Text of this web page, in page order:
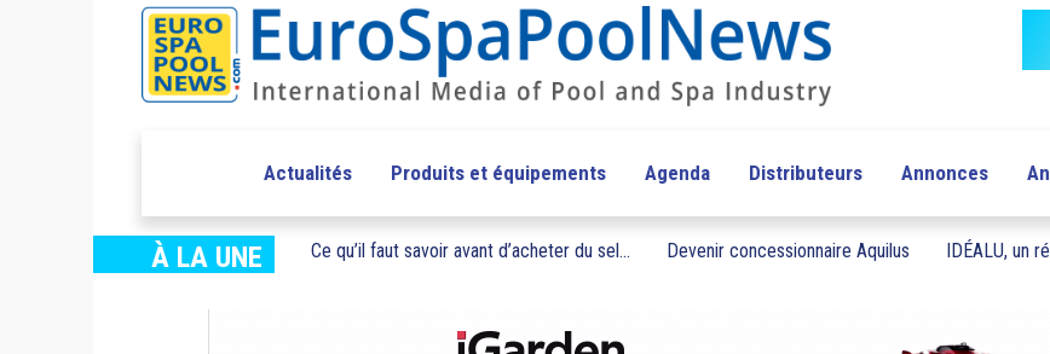
Actualités Produits et équipements Agenda Distributeurs Annonces
À LA UNE Ce qu’il faut savoir avant d’acheter du sel... Devenir concessionnaire Aquilus IDÉALU, un